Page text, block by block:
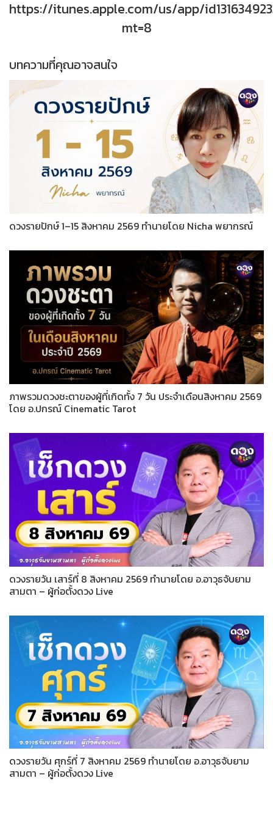
https://itunes.apple.com/us/app/
mt=8
บทความที่คุณอาจสนใจ
ดวงรายปักษ์ 1–15 สิงหาคม 2569 ทำนายโดย Nicha พยากรณ์
ภาพรวมดวงชะตาของผู้ที่เกิดทั้ง 7 วัน ประจำเดือนสิงหาคม 2569
โดย อ.ปกรณ์ Cinematic Tarot
ดวงรายวัน เสาร์ที่ 8 สิงหาคม 2569 ทำนายโดย อ.อาวุธจับยาม
สามตา – ผู้ก่อตั้งดวง Live
ดวงรายวัน ศุกร์ที่ 7 สิงหาคม 2569 ทำนายโดย อ.อาวุธจับยาม
สามตา – ผู้ก่อตั้งดวง Live